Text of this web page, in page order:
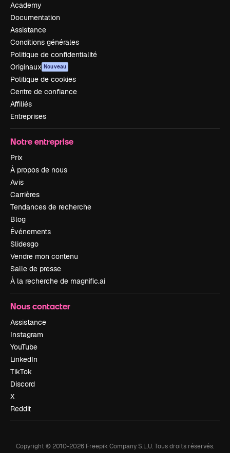
Academy
Documentation
Assistance
Conditions générales
Politique de confidentialité
Originaux Nouveau
Politique de cookies
Centre de confiance
Affiliés
Entreprises
Notre entreprise
Prix
À propos de nous
Avis
Carrières
Tendances de recherche
Blog
Événements
Slidesgo
Vendre mon contenu
Salle de presse
À la recherche de magnific.ai
Nous contacter
Assistance
Instagram
YouTube
LinkedIn
TikTok
Discord
X
Reddit
Copyright © 2010-2026 Freepik Company S.L.U.Tous droits réservés.